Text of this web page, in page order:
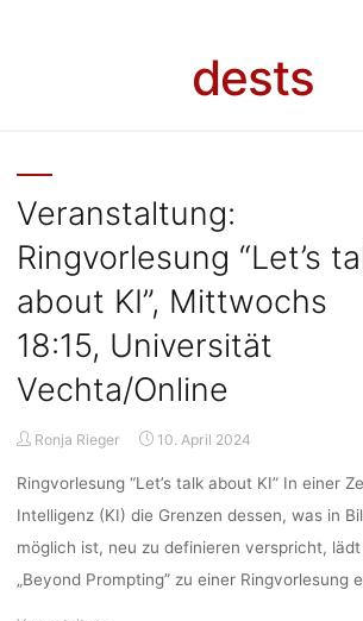
dests
Veranstaltung:
Ringvorlesung “Let’s
about KI”, Mittwochs
18:15, Universität
Vechta/Online
Ronja Rieger 10. April 2024
Ringvorlesung “Let’s talk about KI” In einer
Intelligenz (KI) die Grenzen dessen, was in
möglich ist, neu zu definieren verspricht,
„Beyond Prompting” zu einer Ringvorlesung